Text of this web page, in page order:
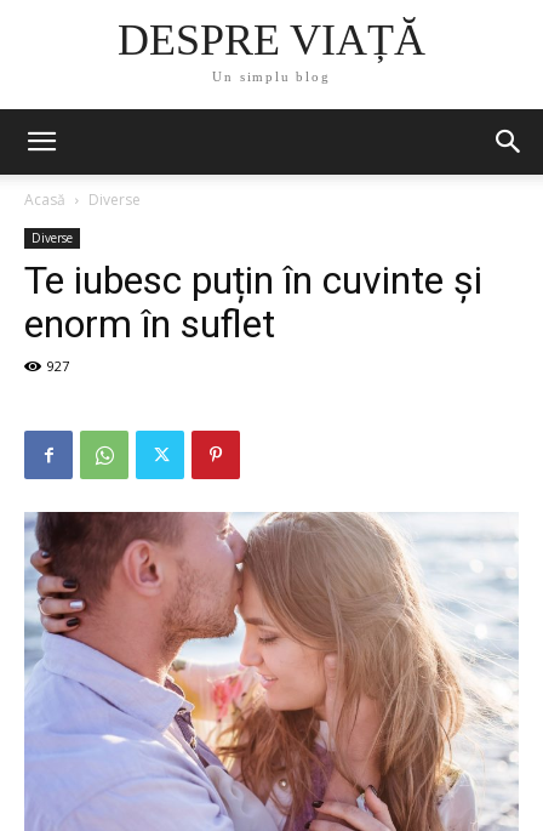
DESPRE VIAȚĂ
Un simplu blog
Acasă Diverse
Diverse
Te iubesc puțin în cuvinte și
enorm în suflet
927